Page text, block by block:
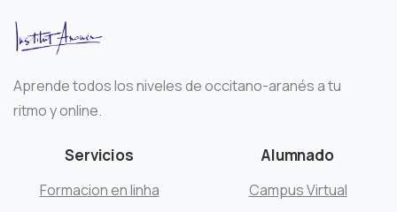
Aprende todos los niveles de occitano-aranés a tu
ritmo y online.
Servicios
Formacion en linha
Alumnado
Campus Virtual